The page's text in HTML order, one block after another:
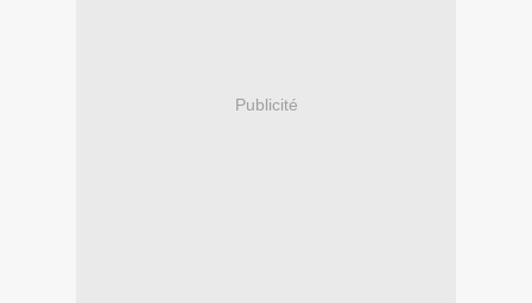
Publicité